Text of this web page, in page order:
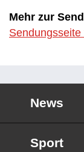
Mehr zur
News
Sport